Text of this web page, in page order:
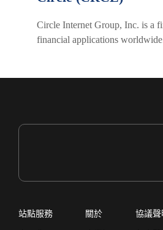
Circle Internet Group, Inc. is a
financial applications
站點服務 關於 協議聲